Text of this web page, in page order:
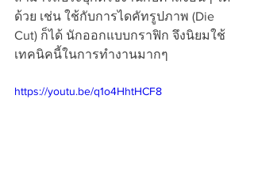
ด้วย เช่น ใช้กับการไดคัทรูปภาพ (Die
Cut) ก็ได้ นักออกแบบกราฟิก จึงนิยมใช้
เทคนิคนี้ในการทำงานมากๆ
https://youtu.be/q1o4HhtHCF8